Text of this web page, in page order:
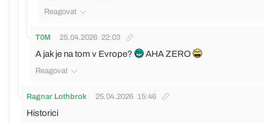
Reagovat
T0M 25.04.2026 22:03
A jak je na tom v Evrope? AHA ZERO
Reagovat
Ragnar Lothbrok 25.04.2026 15:46
Historici